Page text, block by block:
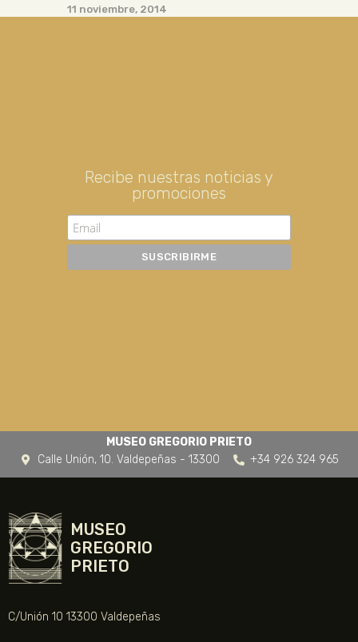
11 noviembre, 2014
Recibe nuestras noticias y
promociones
MUSEO GREGORIO PRIETO
Calle Unión, 10. Valdepeñas - 13300
+34 926 324 965
MUSEO
GREGORIO
PRIETO
C/Unión 10 13300 Valdepeñas